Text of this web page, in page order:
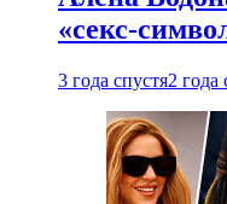
«секс-
3 года спустя2 года